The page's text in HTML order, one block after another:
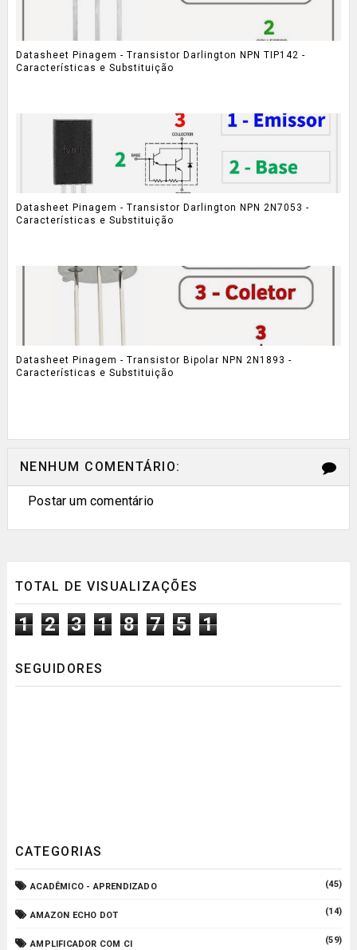
Datasheet Pinagem - Transistor Darlington NPN TIP142 -
Características e Substituição
Datasheet Pinagem - Transistor Darlington NPN 2N7053 -
Características e Substituição
Datasheet Pinagem - Transistor Bipolar NPN 2N1893 -
Características e Substituição
NENHUM COMENTÁRIO:
Postar um comentário
TOTAL DE VISUALIZAÇÕES
1 2 3 1 8 7 5 1
SEGUIDORES
CATEGORIAS
ACADÊMICO - APRENDIZADO (45)
AMAZON ECHO DOT (14)
AMPLIFICADOR COM CI (59)